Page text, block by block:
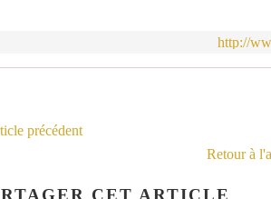
http://
précédent
Retour à
CET ARTICLE